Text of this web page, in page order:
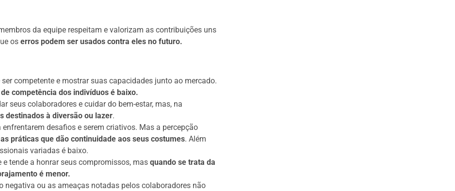
da equipe respeitam e valorizam as contribuições uns
os erros podem ser usados contra eles no futuro.
competente e mostrar suas capacidades junto ao mercado.
competência dos indivíduos é baixo.
seus colaboradores e cuidar do bem-estar, mas, na
destinados à diversão ou lazer.
desafios e serem criativos. Mas a percepção
práticas que dão continuidade aos seus costumes. Além
variadas é baixo.
tende a honrar seus compromissos, mas quando se trata da
é menor.
negativa ou as ameaças notadas pelos colaboradores não